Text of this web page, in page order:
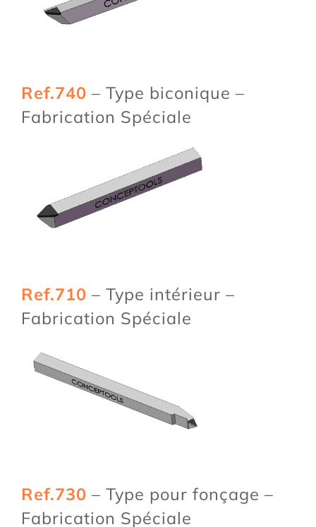
Ref.740 – Type biconique –
Fabrication Spéciale
Ref.710 – Type intérieur –
Fabrication Spéciale
Ref.730 – Type pour fonçage –
Fabrication Spéciale